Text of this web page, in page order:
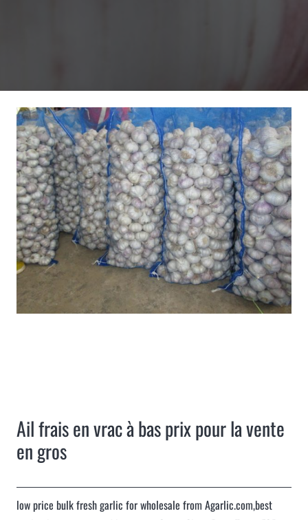
Ail frais en vrac à bas prix pour la vente
en gros
low price bulk fresh garlic for wholesale from Agarlic.com,best